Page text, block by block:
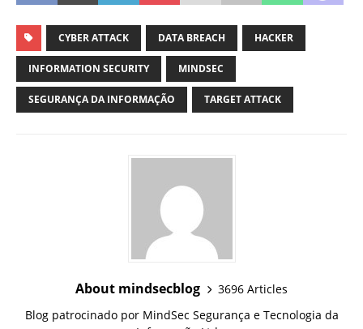
CYBER ATTACK DATA BREACH HACKER
INFORMATION SECURITY MINDSEC
SEGURANÇA DA INFORMAÇÃO TARGET ATTACK
About mindsecblog
3696 Articles
Blog patrocinado por MindSec Segurança e Tecnologia da